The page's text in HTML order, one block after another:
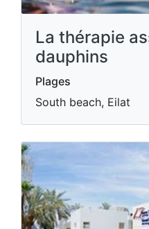
La thérapie
dauphins
Plages
South beach, Eilat